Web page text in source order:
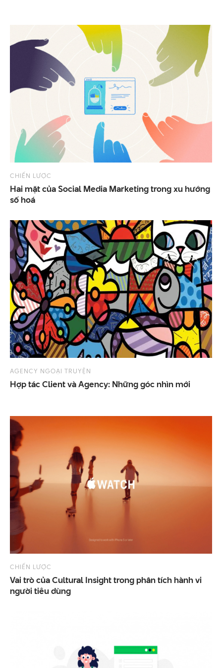
CHIẾN LƯỢC
Hai mặt của Social Media Marketing trong xu hướng
số hoá
AGENCY NGOẠI TRUYỆN
HợptácClientvàAgency: Nhữnggócnhìnmới
CHIẾN LƯỢC
Vai trò của Cultural Insight trong phân tích hành vi
người tiêu dùng